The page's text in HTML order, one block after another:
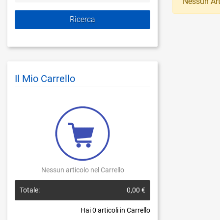
Il Mio Carrello
Nessun articolo nel Carrello
Hai0 articoli in Carrello
Totale: 0,00 €